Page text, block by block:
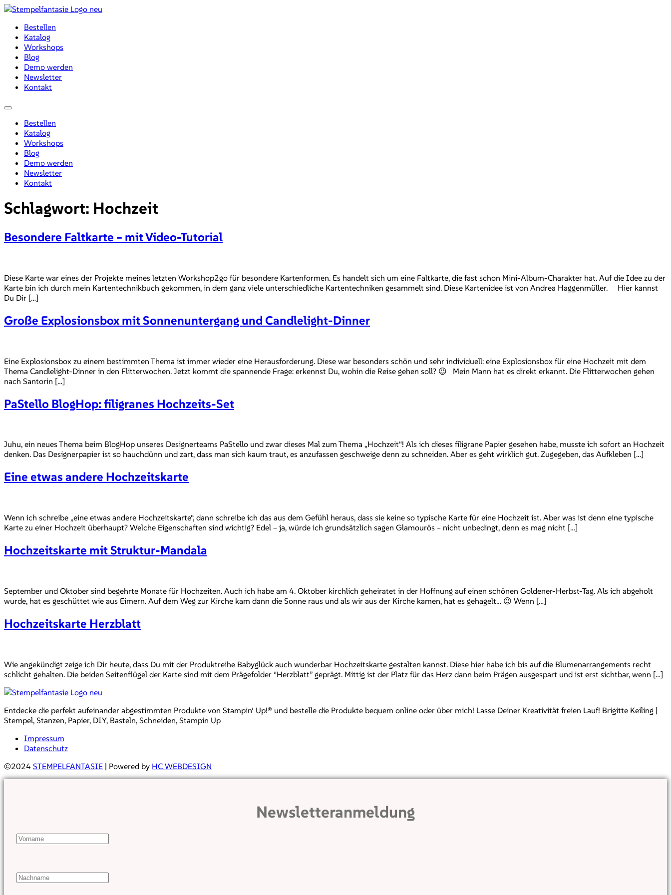
Zum
wechselnBestellen
Katalog
Workshops
Blog
Demo werden
Newsletter
Kontakt
Menü
Bestellen
Katalog
Workshops
Blog
Demo werden
Newsletter
Kontakt
Schlagwort: Hochzeit
Besondere Faltkarte – mit Video-Tutorial
Diese Karte war eines der Projekte meines letzten Workshop2go für besondere Kartenformen. Es handelt sich um eine Faltkarte, die fast schon Mini-Album-Charakter hat. Auf die Idee zu der
Karte bin ich durch mein Kartentechnikbuch gekommen, in dem ganz viele unterschiedliche Kartentechniken gesammelt sind. Diese Kartenidee ist von Andrea Haggenmüller. Hier kannst
Du Dir […]
Große Explosionsbox mit Sonnenuntergang und Candlelight-Dinner
Eine Explosionsbox zu einem bestimmten Thema ist immer wieder eine Herausforderung. Diese war besonders schön und sehr individuell: eine Explosionsbox für eine Hochzeit mit dem
Thema Candlelight-Dinner in den Flitterwochen. Jetzt kommt die spannende Frage: erkennst Du, wohin die Reise gehen soll? 😉 Mein Mann hat es direkt erkannt. Die Flitterwochen gehen
nach Santorin […]
PaStello BlogHop: filigranes Hochzeits-Set
Juhu, ein neues Thema beim BlogHop unseres Designerteams PaStello und zwar dieses Mal zum Thema „Hochzeit“! Als ich dieses filigrane Papier gesehen habe, musste ich sofort an Hochzeit
denken. Das Designerpapier ist so hauchdünn und zart, dass man sich kaum traut, es anzufassen geschweige denn zu schneiden. Aber es geht wirklich gut. Zugegeben, das Aufkleben […]
Eine etwas andere Hochzeitskarte
Wenn ich schreibe „eine etwas andere Hochzeitskarte“, dann schreibe ich das aus dem Gefühl heraus, dass sie keine so typische Karte für eine Hochzeit ist. Aber was ist denn eine typische
Karte zu einer Hochzeit überhaupt? Welche Eigenschaften sind wichtig? Edel – ja, würde ich grundsätzlich sagen Glamourös – nicht unbedingt, denn es mag nicht […]
Hochzeitskarte mit Struktur-Mandala
September und Oktober sind begehrte Monate für Hochzeiten. Auch ich habe am 4. Oktober kirchlich geheiratet in der Hoffnung auf einen schönen Goldener-Herbst-Tag. Als ich abgeholt
wurde, hat es geschüttet wie aus Eimern. Auf dem Weg zur Kirche kam dann die Sonne raus und als wir aus der Kirche kamen, hat es gehagelt… 😉 Wenn […]
Hochzeitskarte Herzblatt
Wie angekündigt zeige ich Dir heute, dass Du mit der Produktreihe Babyglück auch wunderbar Hochzeitskarte gestalten kannst. Diese hier habe ich bis auf die Blumenarrangements recht
schlicht gehalten. Die beiden Seitenflügel der Karte sind mit dem Prägefolder “Herzblatt” geprägt. Mittig ist der Platz für das Herz dann beim Prägen ausgespart und ist erst sichtbar, wenn […]
Entdecke die perfekt aufeinander abgestimmten Produkte von Stampin‘ Up!® und bestelle die Produkte bequem online oder über mich! Lasse Deiner Kreativität freien Lauf! Brigitte Keiling |
Stempel, Stanzen, Papier, DIY, Basteln, Schneiden, Stampin Up
Impressum
Datenschutz
©2024 STEMPELFANTASIE | Powered by HC WEBDESIGN
Newsletteranmeldung